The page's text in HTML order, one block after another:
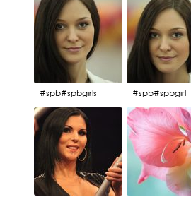
#spb#spbgirls #spb#spbgirl